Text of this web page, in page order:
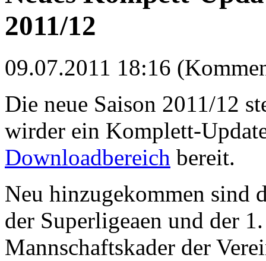
2011/12
09.07.2011 18:16
Die neue Saison 2011/12
wirder ein Komplett-
Downloadbereich bereit.
Neu hinzugekommen sind
der Superligeaen und der
Mannschaftskader der